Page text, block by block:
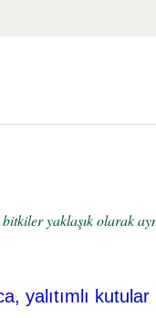
yaklaşık olarak
yalıtımlı